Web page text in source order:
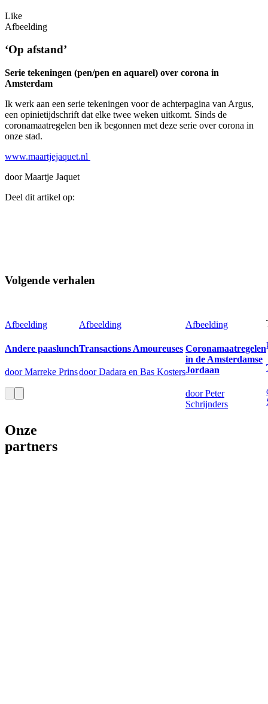
Like
Afbeelding
‘Op afstand’
Serie tekeningen (pen/pen en aquarel) over corona in
Amsterdam
Ik werk aan een serie tekeningen voor de achterpagina van Argus,
een opinietijdschrift dat elke twee weken uitkomt. Sinds de
coronamaatregelen ben ik begonnen met deze serie over corona in
onze stad.
www.maartjejaquet.nl
door Maartje Jaquet
Deel dit artikel op:
Volgende verhalen
Afbeelding
Andere paaslunch
door Marreke Prins
Afbeelding
Transactions Amoureuses
door Dadara en Bas Kosters
Afbeelding
Coronamaatregelen
in de Amsterdamse
Jordaan
door Peter
Schrijnders
Onze
partners